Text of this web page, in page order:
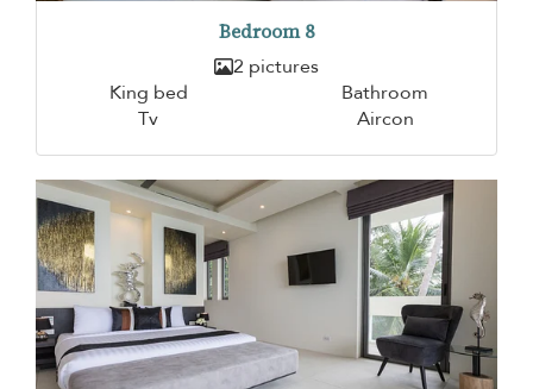
Bedroom 8
2 pictures
King bed
Bathroom
Tv
Aircon